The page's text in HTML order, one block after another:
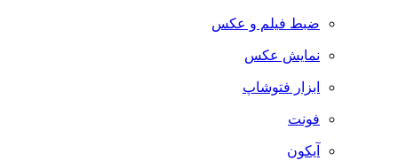
ضبط فيلم و عكس
نمایش عکس
ابزار فتوشاپ
فونت
آیکون